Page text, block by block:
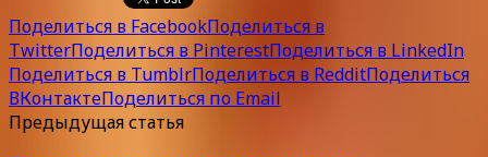
Поделиться в FacebookПоделиться в
TwitterПоделиться в PinterestПоделиться в LinkedIn
Поделиться в TumblrПоделиться в RedditПоделиться
ВКонтактеПоделиться по Email
Предыдущая статья